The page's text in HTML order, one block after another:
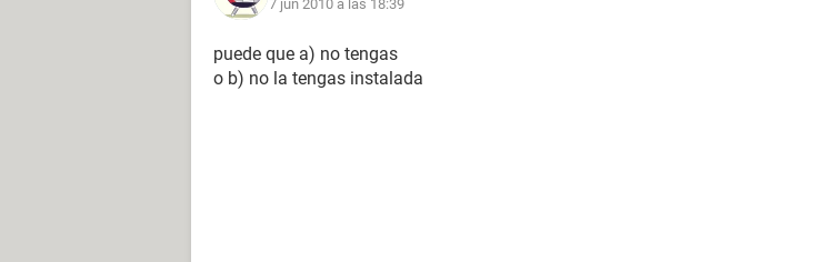
7 jun 2010 a las 18:39
puede que a) no tengas
o b) no la tengas instalada